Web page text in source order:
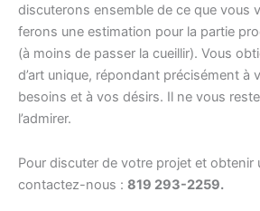
discuterons ensemble de ce que vous
ferons une estimation pour la partie
(à moins de passer la cueillir). Vous
d’art unique, répondant précisément à
besoins et à vos désirs. Il ne vous
l’admirer.
Pour discuter de votre projet et obtenir
contactez-nous : 819 293-2259.